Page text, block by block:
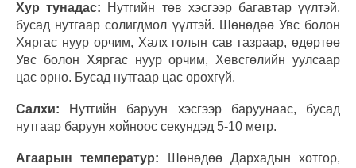
Хур тунадас: Нутгийн төв хэсгээр багавтар үүлтэй,
бусад нутгаар солигдмол үүлтэй. Шөнөдөө Увс болон
Хяргас нуур орчим, Халх голын сав газраар, өдөртөө
Увс болон Хяргас нуур орчим, Хөвсгөлийн уулсаар
цас орно. Бусад нутгаар цас орохгүй.
Салхи: Нутгийн баруун хэсгээр баруунаас, бусад
нутгаар баруун хойноос секундэд 5-10 метр.
Агаарын температур: Шөнөдөө Дархадын хотгор,